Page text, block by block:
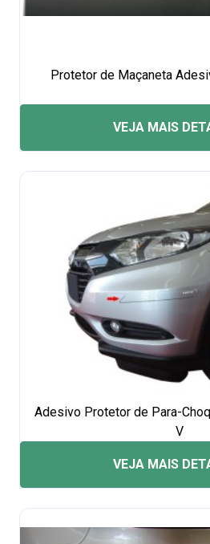
Protetor de Maçaneta
VEJA MAIS
Adesivo Protetor de Para-
V
VEJA MAIS